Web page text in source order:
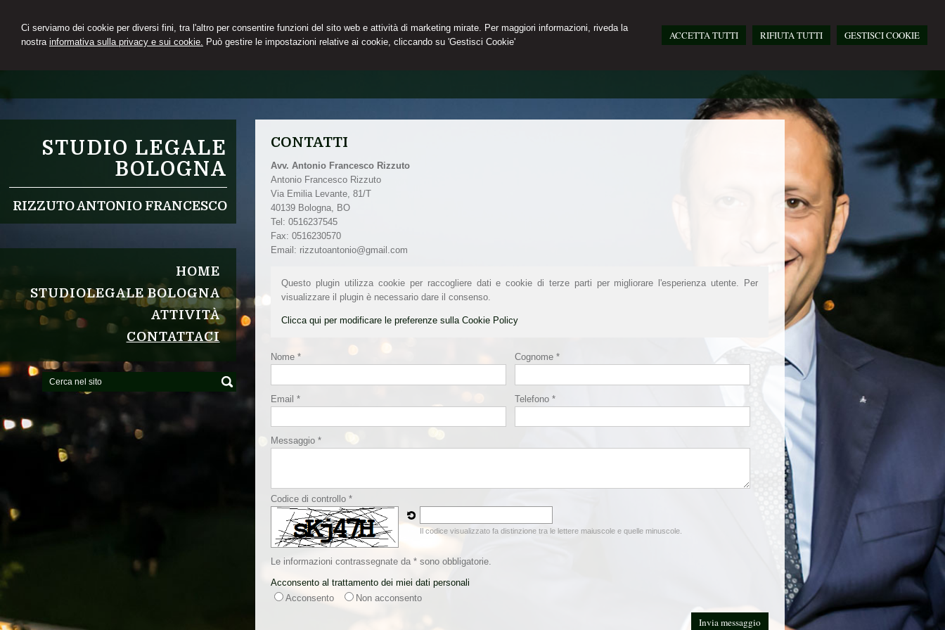
Ci serviamo dei cookie per diversi fini, tra l'altro per consentire funzioni del sito web e attività di marketing mirate. Per maggiori informazioni, riveda la
nostra informativa sulla privacy e sui cookie. Può gestire le impostazioni relative ai cookie, cliccando su 'Gestisci Cookie'
ACCETTA TUTTI RIFIUTA TUTTI GESTISCI COOKIE
STUDIO LEGALE
BOLOGNA
RIZZUTO ANTONIO FRANCESCO
HOME
STUDIOLEGALE BOLOGNA
ATTIVITÀ
CONTATTACI
CONTATTI
Avv. Antonio Francesco Rizzuto
Antonio Francesco Rizzuto
Via Emilia Levante, 81/T
40139 Bologna
BO
Tel:0516237545
Fax:0516230570
Email: rizzutoantonio@gmail.com
Questo plugin utilizza cookie per raccogliere dati e cookie di terze parti per migliorare l'esperienza utente. Per
visualizzare il plugin è necessario dare il consenso.
Clicca qui per modificare le preferenze sulla Cookie Policy
Nome * Cognome *
Email * Telefono *
Messaggio *
Codice di controllo *
Il codice visualizzato fa distinzione tra le lettere maiuscole e quelle minuscole.
Le informazioni contrassegnate da * sono obbligatorie.
Acconsento al trattamento dei miei dati personali
Acconsento
Non acconsento